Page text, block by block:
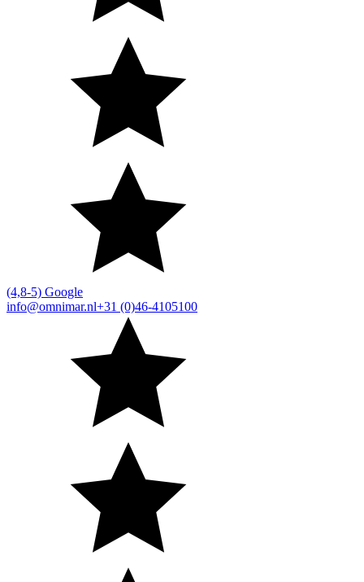
(4,8-5) Google
info@omnimar.nl+31 (0)46-4105100